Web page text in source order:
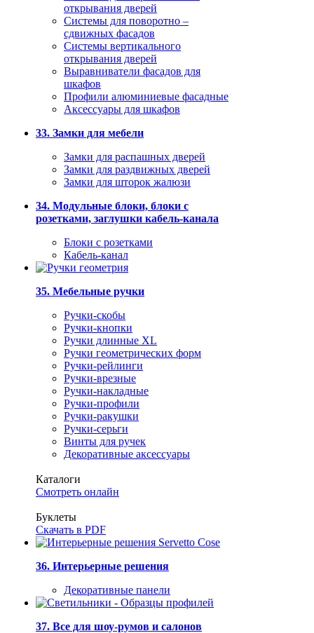
открывания дверей
Системы для поворотно –
сдвижных фасадов
Системы вертикального
открывания дверей
Выравниватели фасадов для
шкафов
Профили алюминиевые фасадные
Аксессуары для шкафов
33. Замки для мебели
Замки для распашных дверей
Замки для раздвижных дверей
Замки для шторок жалюзи
34. Модульные блоки, блоки с
розетками, заглушки кабель-канала
Блоки с розетками
Кабель-канал
35. Мебельные ручки
Ручки-скобы
Ручки-кнопки
Ручки длинные XL
Ручки геометрических форм
Ручки-рейлинги
Ручки-врезные
Ручки-накладные
Ручки-профили
Ручки-ракушки
Ручки-серьги
Винты для ручек
Декоративные аксессуары
Каталоги
Смотреть онлайн
Буклеты
Скачать в PDF
36. Интерьерные решения
Декоративные панели
37. Все для шоу-румов и салонов